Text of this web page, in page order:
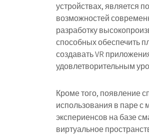
устройствах, является
возможностей
разработку
способных обеспечить
создавать VR
удовлетворительным
Кроме того, появление
использования в паре
экспериенсов на базе
виртуальное